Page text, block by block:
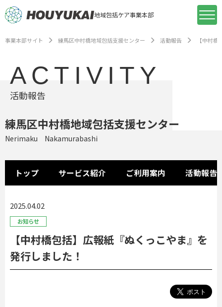
地域包括ケア事業本部
事業本部サイト 練馬区中村橋地域包括支援センター 活動報告 【中村
ACTIVITY
活動報告
練馬区中村橋地域包括支援センター
Nerimaku Nakamurabashi
トップ サービス紹介 ご利用案内 活動報告
2025.04.02
お知らせ
【中村橋包括】広報紙『ぬくっこやま』を
発行しました！